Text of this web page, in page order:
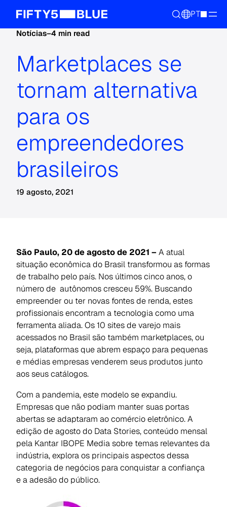
PT
Notícias–4 min read
Marketplaces se
tornam alternativa
para os
empreendedores
brasileiros
19 agosto, 2021
São Paulo, 20 de agosto de 2021 – A atual
situação econômica do Brasil transformou as formas
de trabalho pelo país. Nos últimos cinco anos, o
número de autônomos cresceu 59%. Buscando
empreender ou ter novas fontes de renda, estes
profissionais encontram a tecnologia como uma
ferramenta aliada. Os 10 sites de varejo mais
acessados no Brasil são também marketplaces, ou
seja, plataformas que abrem espaço para pequenas
e médias empresas venderem seus produtos junto
aos seus catálogos.
Com a pandemia, este modelo se expandiu.
Empresas que não podiam manter suas portas
abertas se adaptaram ao comércio eletrônico. A
edição de agosto do Data Stories, conteúdo mensal
pela Kantar IBOPE Media sobre temas relevantes da
indústria, explora os principais aspectos dessa
categoria de negócios para conquistar a confiança
e a adesão do público.